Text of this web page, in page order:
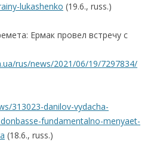
lukashenko (19.6., russ.)
Ермак провел встречу с
rus/news/2021/06/19/7297834/
313023-danilov-vydacha-
fundamentalno-menyaet-
(18.6., russ.)